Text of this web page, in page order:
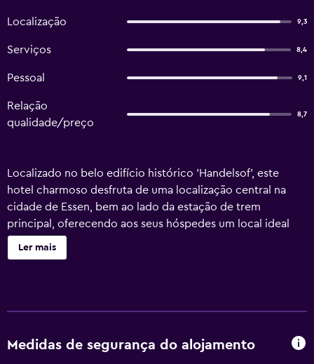
Localização 9,3
Serviços 8,4
Pessoal 9,1
Relação
qualidade/preço
8,7
Localizado no belo edifício histórico 'Handelsof', este
hotel charmoso desfruta de uma localização central na
cidade de Essen, bem ao lado da estação de trem
principal, oferecendo aos seus hóspedes um local ideal
para descobrir a cidade e seus arredores. O
estabelecimento está situado na área de pedestres, onde
comodidades necessárias para garantir uma estadia
Ler mais
Medidas de segurança do alojamento